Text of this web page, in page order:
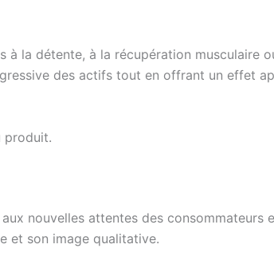
la détente, à la récupération musculaire
des actifs tout en offrant un effet
produit.
nouvelles attentes des consommateurs
et son image qualitative.